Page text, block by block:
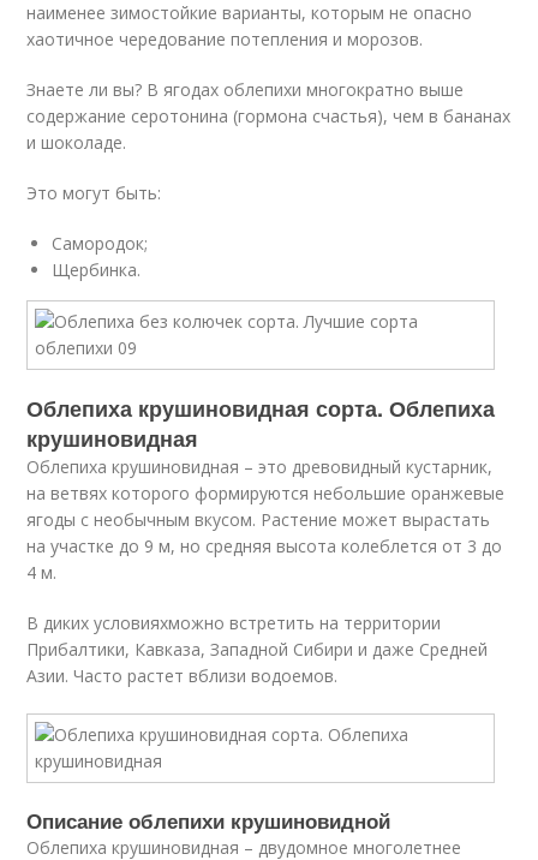
наименее зимостойкие варианты, которым не опасно
хаотичное чередование потепления и морозов.
Знаете ли вы? В ягодах облепихи многократно выше
содержание серотонина (гормона счастья), чем в бананах
и шоколаде.
Это могут быть:
Самородок;
Щербинка.
Облепиха крушиновидная сорта. Облепиха
крушиновидная
Облепиха крушиновидная – это древовидный кустарник,
на ветвях которого формируются небольшие оранжевые
ягоды с необычным вкусом. Растение может вырастать
на участке до 9 м, но средняя высота колеблется от 3 до
4 м.
В диких условияхможно встретить на территории
Прибалтики, Кавказа, Западной Сибири и даже Средней
Азии. Часто растет вблизи водоемов.
Описание облепихи крушиновидной
Облепиха крушиновидная – двудомное многолетнее